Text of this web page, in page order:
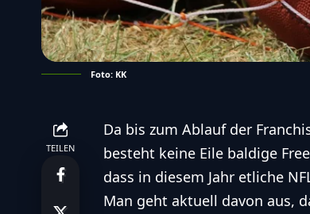
Foto: KK
TEILEN
Da bis zum Ablauf der
besteht keine Eile baldige
dass in diesem Jahr etliche
Man geht aktuell davon aus,